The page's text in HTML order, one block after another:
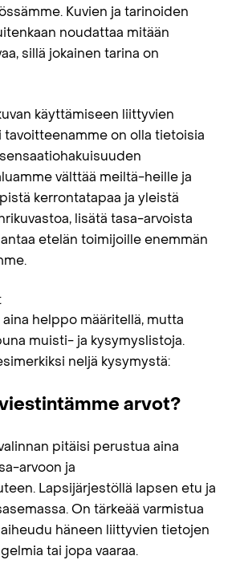
Kuvien ja tarinoiden
noudattaa mitään
sillä jokainen tarina on
käyttämiseen liittyvien
tavoitteenamme on olla tietoisia
välttää meiltä−heille ja
kerrontatapaa ja yleistä
lisätä tasa-arvoista
etelän toimijoille enemmän
helppo määritellä, mutta
muisti- ja kysymyslistoja.
neljä kysymystä:
arvot?
pitäisi perustua aina
arvoon ja
Lapsijärjestöllä lapsen etu ja
On tärkeää varmistua
häneen liittyvien tietojen
tai jopa vaaraa.